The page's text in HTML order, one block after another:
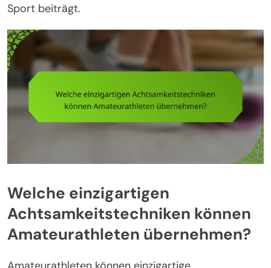
Sport beiträgt.
Welche einzigartigen
Achtsamkeitstechniken können
Amateurathleten übernehmen?